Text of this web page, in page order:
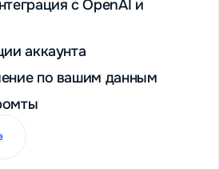
с OpenAI и
аккаунта
по вашим данным